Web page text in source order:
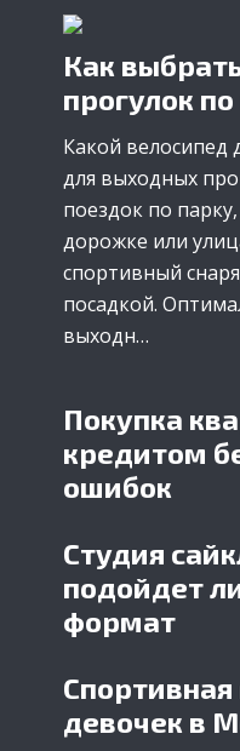
Как
прогулок
Какой велосипед
для выходных
поездок по
дорожке или
спортивный
посадкой.
выходн…
Покупка
кредитом
ошибок
Студия
подойдет
формат
девочек в